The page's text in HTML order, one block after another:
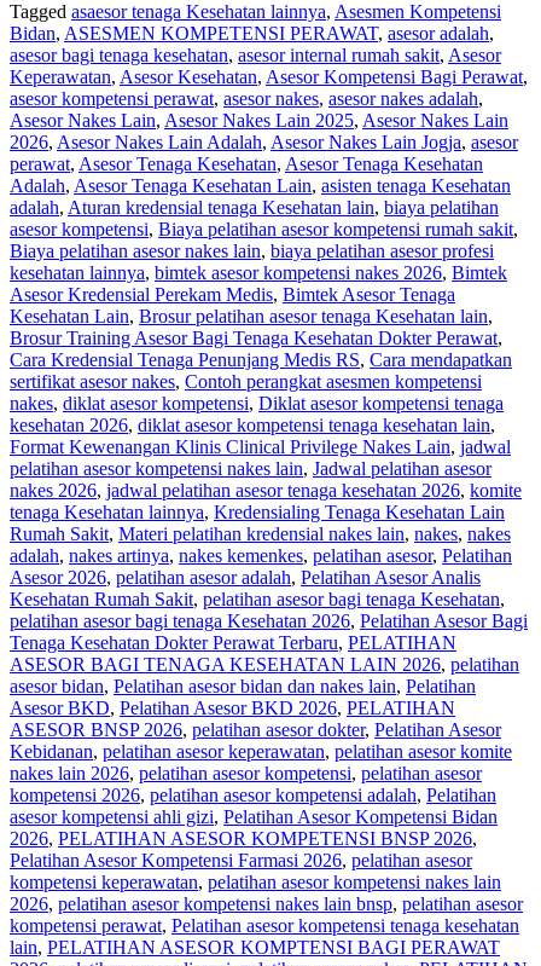
Tagged asaesor tenaga Kesehatan lainnya, Asesmen Kompetensi
Bidan, ASESMEN KOMPETENSI PERAWAT, asesor adalah,
asesor bagi tenaga kesehatan, asesor internal rumah sakit, Asesor
Keperawatan, Asesor Kesehatan, Asesor Kompetensi Bagi Perawat,
asesor kompetensi perawat, asesor nakes, asesor nakes adalah,
Asesor Nakes Lain, Asesor Nakes Lain 2025, Asesor Nakes Lain
2026, Asesor Nakes Lain Adalah, Asesor Nakes Lain Jogja, asesor
perawat, Asesor Tenaga Kesehatan, Asesor Tenaga Kesehatan
Adalah, Asesor Tenaga Kesehatan Lain, asisten tenaga Kesehatan
adalah, Aturan kredensial tenaga Kesehatan lain, biaya pelatihan
asesor kompetensi, Biaya pelatihan asesor kompetensi rumah sakit,
Biaya pelatihan asesor nakes lain, biaya pelatihan asesor profesi
kesehatan lainnya, bimtek asesor kompetensi nakes 2026, Bimtek
Asesor Kredensial Perekam Medis, Bimtek Asesor Tenaga
Kesehatan Lain, Brosur pelatihan asesor tenaga Kesehatan lain,
Brosur Training Asesor Bagi Tenaga Kesehatan Dokter Perawat,
Cara Kredensial Tenaga Penunjang Medis RS, Cara mendapatkan
sertifikat asesor nakes, Contoh perangkat asesmen kompetensi
nakes, diklat asesor kompetensi, Diklat asesor kompetensi tenaga
kesehatan 2026, diklat asesor kompetensi tenaga kesehatan lain,
Format Kewenangan Klinis Clinical Privilege Nakes Lain, jadwal
pelatihan asesor kompetensi nakes lain, Jadwal pelatihan asesor
nakes 2026, jadwal pelatihan asesor tenaga kesehatan 2026, komite
tenaga Kesehatan lainnya, Kredensialing Tenaga Kesehatan Lain
Rumah Sakit, Materi pelatihan kredensial nakes lain, nakes, nakes
adalah, nakes artinya, nakes kemenkes, pelatihan asesor, Pelatihan
Asesor 2026, pelatihan asesor adalah, Pelatihan Asesor Analis
Kesehatan Rumah Sakit, pelatihan asesor bagi tenaga Kesehatan,
pelatihan asesor bagi tenaga Kesehatan 2026, Pelatihan Asesor Bagi
Tenaga Kesehatan Dokter Perawat Terbaru, PELATIHAN
ASESOR BAGI TENAGA KESEHATAN LAIN 2026, pelatihan
asesor bidan, Pelatihan asesor bidan dan nakes lain, Pelatihan
Asesor BKD, Pelatihan Asesor BKD 2026, PELATIHAN
ASESOR BNSP 2026, pelatihan asesor dokter, Pelatihan Asesor
Kebidanan, pelatihan asesor keperawatan, pelatihan asesor komite
nakes lain 2026, pelatihan asesor kompetensi, pelatihan asesor
kompetensi 2026, pelatihan asesor kompetensi adalah, Pelatihan
asesor kompetensi ahli gizi, Pelatihan Asesor Kompetensi Bidan
2026, PELATIHAN ASESOR KOMPETENSI BNSP 2026,
Pelatihan Asesor Kompetensi Farmasi 2026, pelatihan asesor
kompetensi keperawatan, pelatihan asesor kompetensi nakes lain
2026, pelatihan asesor kompetensi nakes lain bnsp, pelatihan asesor
kompetensi perawat, Pelatihan asesor kompetensi tenaga kesehatan
lain, PELATIHAN ASESOR KOMPTENSI BAGI PERAWAT